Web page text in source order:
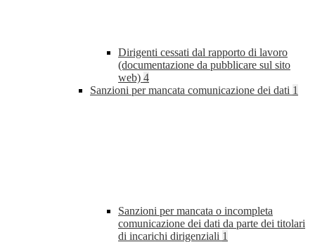
Dirigenti cessati dal rapporto di lavoro
(documentazione da pubblicare sul sito
web) 4
Sanzioni per mancata comunicazione dei dati 1
Sanzioni per mancata o incompleta
comunicazione dei dati da parte dei titolari
di incarichi dirigenziali 1